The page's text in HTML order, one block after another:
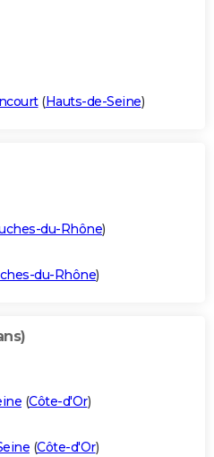
(Hauts-de-Seine)
du-Rhône)
du-Rhône)
(Côte-d'Or)
(Côte-d'Or)